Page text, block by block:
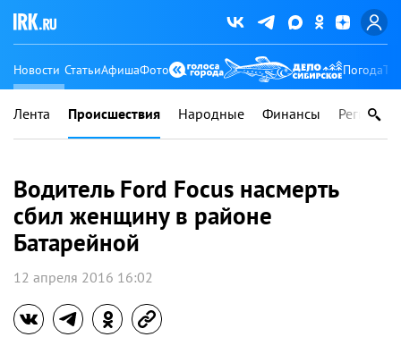
Новости СтатьиАфишаФото Погода
Лента Происшествия Народные Финансы Регионы
Водитель Ford Focus насмерть
сбил женщину в районе
Батарейной
12 апреля 2016 16:02